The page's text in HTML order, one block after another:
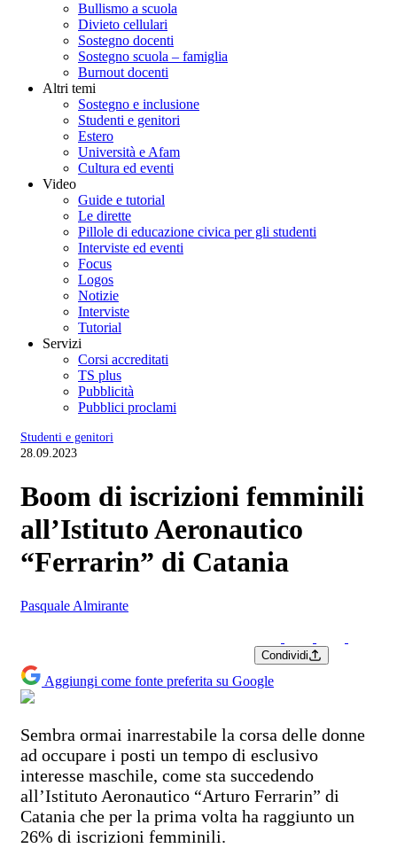
Bullismo a scuola
Divieto cellulari
Sostegno docenti
Sostegno scuola – famiglia
Burnout docenti
Altri temi
Sostegno e inclusione
Studenti e genitori
Estero
Università e Afam
Cultura ed eventi
Video
Guide e tutorial
Le dirette
Pillole di educazione civica per gli studenti
Interviste ed eventi
Focus
Logos
Notizie
Interviste
Tutorial
Servizi
Corsi accreditati
TS plus
Pubblicità
Pubblici proclami
Studenti e genitori
28.09.2023
Boom di iscrizioni femminili
all’Istituto Aeronautico
“Ferrarin” di Catania
Pasquale Almirante
Condividi
Aggiungi come fonte preferita su Google
Sembra ormai inarrestabile la corsa delle donne
ad occupare i posti un tempo di esclusivo
interesse maschile, come sta succedendo
all’Istituto Aeronautico “Arturo Ferrarin” di
Catania che per la prima volta ha raggiunto un
26% di iscrizioni femminili.